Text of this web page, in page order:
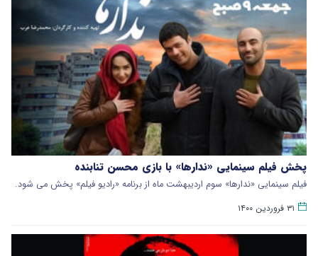
پخش فیلم سینمایی «ندارها» با بازی محسن تنابنده
فیلم سینمایی «ندارها» سوم اردیبهشت ماه از برنامه «رادیو فیلم» پخش می شود.
۳۱ فروردین ۱۴۰۰